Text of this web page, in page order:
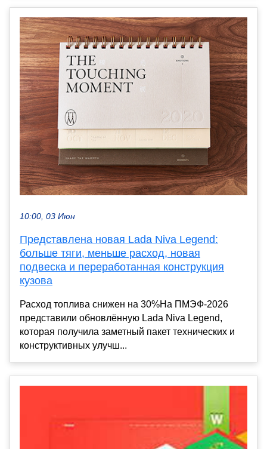
10:00, 03 Июн
Представлена новая Lada Niva Legend:
больше тяги, меньше расход, новая
подвеска и переработанная конструкция
кузова
Расход топлива снижен на 30%На ПМЭФ-2026
представили обновлённую Lada Niva Legend,
которая получила заметный пакет технических и
конструктивных улучш...